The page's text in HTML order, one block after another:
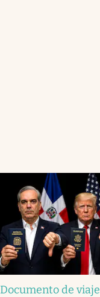
Documento de viaje